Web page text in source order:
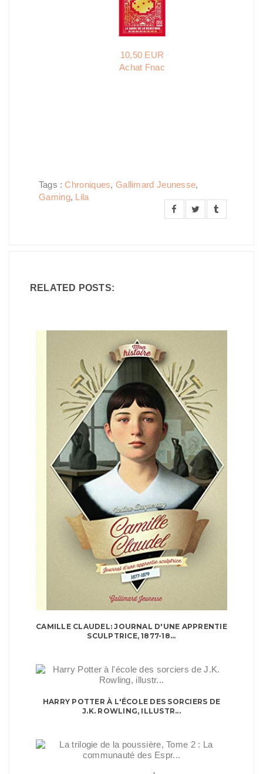
10,50 EUR
Achat Fnac
Tags :Chroniques, Gallimard Jeunesse,
Gaming, Lila
RELATED POSTS:
CAMILLE CLAUDEL: JOURNAL D'UNE APPRENTIE
SCULPTRICE, 1877-18...
HARRY POTTER À L'ÉCOLE DES SORCIERS DE
J.K. ROWLING, ILLUSTR...